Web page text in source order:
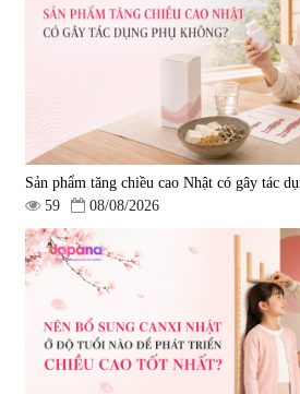
Sản phẩm tăng chiều cao Nhật có gây tác
59
08/08/2026